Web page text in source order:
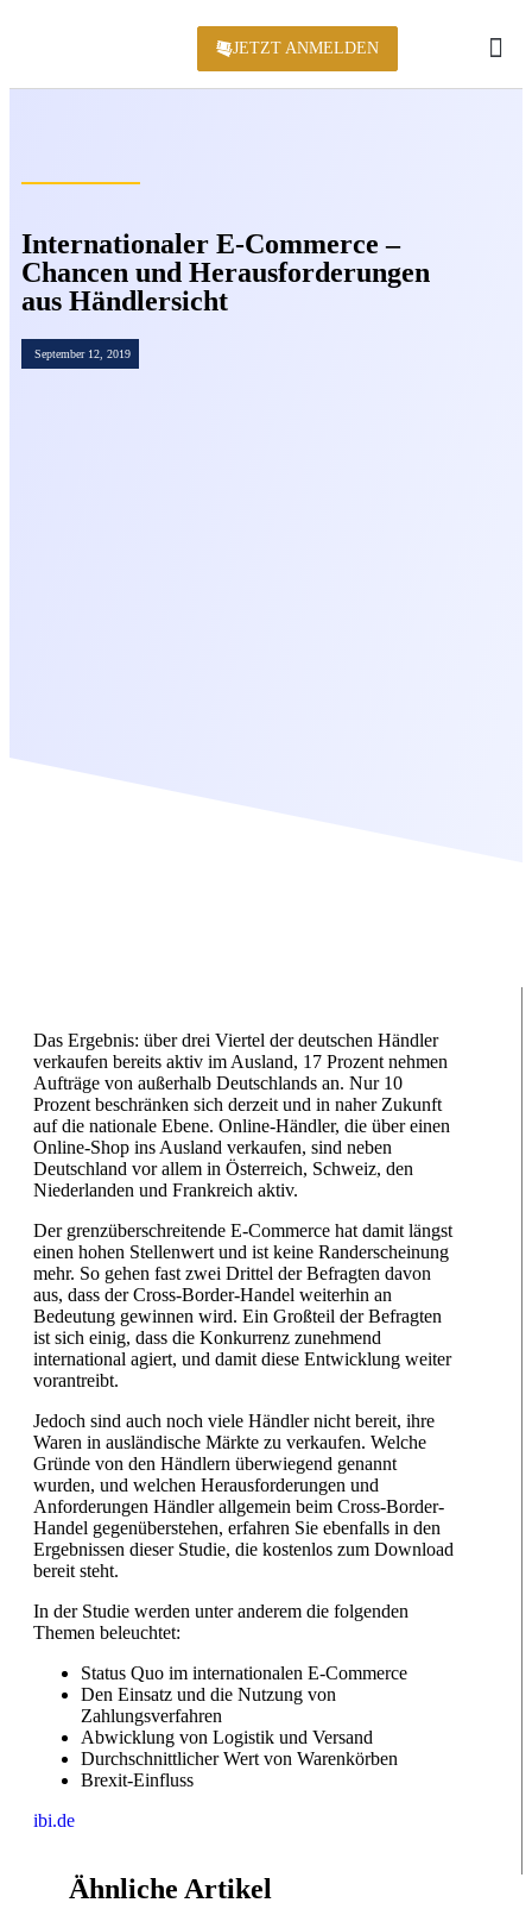
JETZT ANMELDEN
Internationaler E-Commerce –
Chancen und Herausforderungen
aus Händlersicht
September 12, 2019
Das Ergebnis: über drei Viertel der deutschen Händler
verkaufen bereits aktiv im Ausland, 17 Prozent nehmen
Aufträge von außerhalb Deutschlands an. Nur 10
Prozent beschränken sich derzeit und in naher Zukunft
auf die nationale Ebene. Online-Händler, die über einen
Online-Shop ins Ausland verkaufen, sind neben
Deutschland vor allem in Österreich, Schweiz, den
Niederlanden und Frankreich aktiv.
Der grenzüberschreitende E-Commerce hat damit längst
einen hohen Stellenwert und ist keine Randerscheinung
mehr. So gehen fast zwei Drittel der Befragten davon
aus, dass der Cross-Border-Handel weiterhin an
Bedeutung gewinnen wird. Ein Großteil der Befragten
ist sich einig, dass die Konkurrenz zunehmend
international agiert, und damit diese Entwicklung weiter
vorantreibt.
Jedoch sind auch noch viele Händler nicht bereit, ihre
Waren in ausländische Märkte zu verkaufen. Welche
Gründe von den Händlern überwiegend genannt
wurden, und welchen Herausforderungen und
Anforderungen Händler allgemein beim Cross-Border-
Handel gegenüberstehen, erfahren Sie ebenfalls in den
Ergebnissen dieser Studie, die kostenlos zum Download
bereit steht.
In der Studie werden unter anderem die folgenden
Themen beleuchtet:
Status Quo im internationalen E-Commerce
Den Einsatz und die Nutzung von
Zahlungsverfahren
Abwicklung von Logistik und Versand
Durchschnittlicher Wert von Warenkörben
Brexit-Einfluss
ibi.de
Ähnliche Artikel